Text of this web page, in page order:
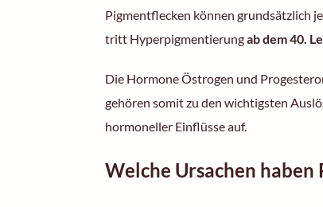
Pigmentflecken können grundsätzlich
tritt Hyperpigmentierungab dem 40.
Die Hormone Östrogen und
gehören somit zu den wichtigsten
hormoneller Einflüsse auf.
Welche Ursachen haben